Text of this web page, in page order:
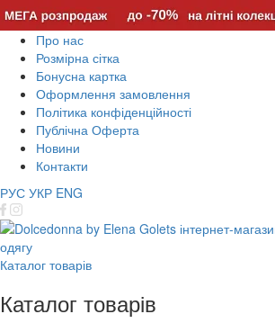
Про нас
Розмірна сітка
Бонусна картка
Оформлення замовлення
Політика конфіденційності
Публічна Оферта
Новини
Контакти
РУС УКР ENG
Каталог товарів
Каталог товарів